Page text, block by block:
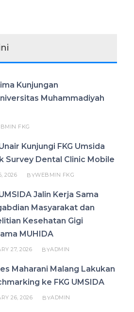
Kunjungan
Muhammadiyah
FKG
Kunjungi FKG Umsida
Survey Dental Clinic Mobile
2026 BYWEBMIN FKG
Jalin Kerja Sama
Masyarakat dan
Kesehatan Gigi
MUHIDA
27, 2026 BYADMIN
Maharani Malang Lakukan
ke FKG UMSIDA
26, 2026 BYADMIN